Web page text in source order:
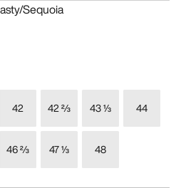
Sequoia
42 42 ⅔ 43 ⅓ 44
46 ⅔ 47 ⅓
48